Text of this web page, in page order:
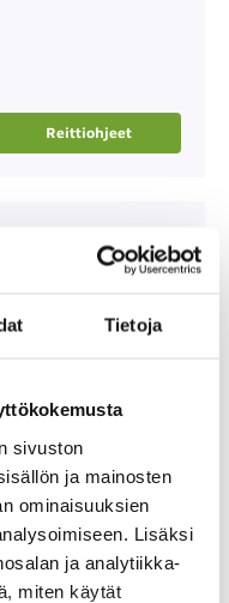
Tietoja
sivuston
ja mainosten
ominaisuuksien
Lisäksi
ja analytiikka-
miten käytät
Reittiohjeet
Varaosat,
Varaosat,